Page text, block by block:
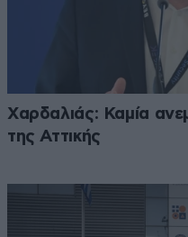
Χαρδαλιάς: Καμία
της Αττικής